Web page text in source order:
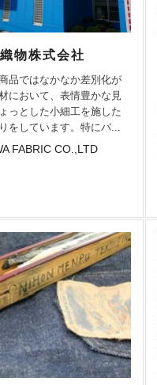
物株式会社
品ではなかなか差別化が
において、表情豊かな見
っとした小細工を施した
をしています。特にバ...
FABRIC CO.,LTD